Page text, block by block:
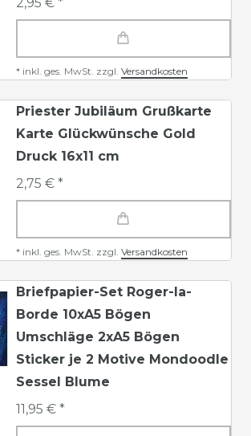
* inkl. ges. MwSt. zzgl. Versandkosten
Priester Jubiläum Grußkarte
Karte Glückwünsche Gold
Druck 16x11 cm
2,75 € *
* inkl. ges. MwSt. zzgl. Versandkosten
Briefpapier-Set Roger-la-
Borde 10xA5 Bögen
Umschläge 2xA5 Bögen
Sticker je 2 Motive Mondoodle
Sessel Blume
11,95 € *